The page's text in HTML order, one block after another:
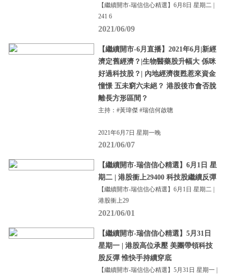
【繼續開市-瑞信信心精選】6月8日 星期二 |
241 6
2021/06/09
【繼續開市-6月直播】2021年6月|新經
濟定舊經濟？|生物醫藥股升幅大 係咪
好過科技股？| 內地經濟復甦惹來資金
憧憬 五未窮六未絕？ 港股後市會否脫
離長方形區間？
主持：#黃瑋傑 #瑞信何啟聰
2021年6月7日 星期一晚
2021/06/07
【繼續開市-瑞信信心精選】6月1日 星
期二 | 港股衝上29400 科技股繼續反彈
【繼續開市-瑞信信心精選】6月1日 星期二 |
港股衝上29
2021/06/01
【繼續開市-瑞信信心精選】5月31日
星期一 | 港股高位承壓 美團帶領科技
股反彈 惟快手持續穿底
【繼續開市-瑞信信心精選】5月31日 星期一 |